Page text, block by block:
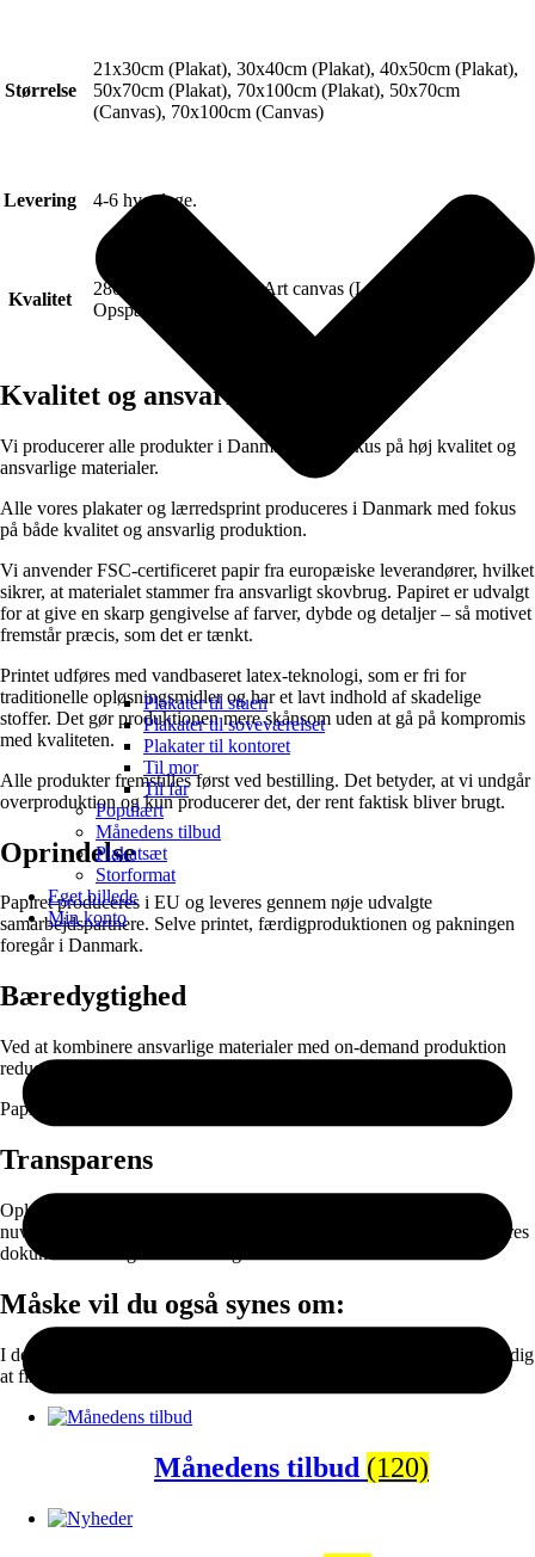
Plakater til stuen
Plakater til soveværelset
Plakater til kontoret
Til mor
Til far
Populært
Månedens tilbud
Plakatsæt
Storformat
Eget billede
Min konto
Størrelse
21x30cm (Plakat), 30x40cm (Plakat), 40x50cm (Plakat),
50x70cm (Plakat), 70x100cm (Plakat), 50x70cm
(Canvas), 70x100cm (Canvas)
Levering 4-6 hverdage.
Kvalitet
280g FSC Certificeret Art canvas (Lærred).
Opspændt på blindramme.
Kvalitet og ansvarlig produktion
Vi producerer alle produkter i Danmark med fokus på høj kvalitet og
ansvarlige materialer.
Alle vores plakater og lærredsprint produceres i Danmark med fokus
på både kvalitet og ansvarlig produktion.
Vi anvender FSC-certificeret papir fra europæiske leverandører, hvilket
sikrer, at materialet stammer fra ansvarligt skovbrug. Papiret er udvalgt
for at give en skarp gengivelse af farver, dybde og detaljer – så motivet
fremstår præcis, som det er tænkt.
Printet udføres med vandbaseret latex-teknologi, som er fri for
traditionelle opløsningsmidler og har et lavt indhold af skadelige
stoffer. Det gør produktionen mere skånsom uden at gå på kompromis
med kvaliteten.
Alle produkter fremstilles først ved bestilling. Det betyder, at vi undgår
overproduktion og kun producerer det, der rent faktisk bliver brugt.
Oprindelse
Papiret produceres i EU og leveres gennem nøje udvalgte
samarbejdspartnere. Selve printet, færdigproduktionen og pakningen
foregår i Danmark.
Bæredygtighed
Ved at kombinere ansvarlige materialer med on-demand produktion
reducerer vi spild og unødvendig lagerproduktion.
Papir og emballage kan sorteres til genanvendelse efter brug.
Transparens
Oplysningerne er baseret på data fra vores leverandører og vores
nuværende produktionssetup. Vi arbejder løbende på at forbedre vores
dokumentation og materialevalg.
Måske vil du også synes om:
I denne sektion finder du populære kategorier der gør det lettere for dig
at finde en gave eller en plakat eller lærredprint til dig selv.
Månedens tilbud (120)